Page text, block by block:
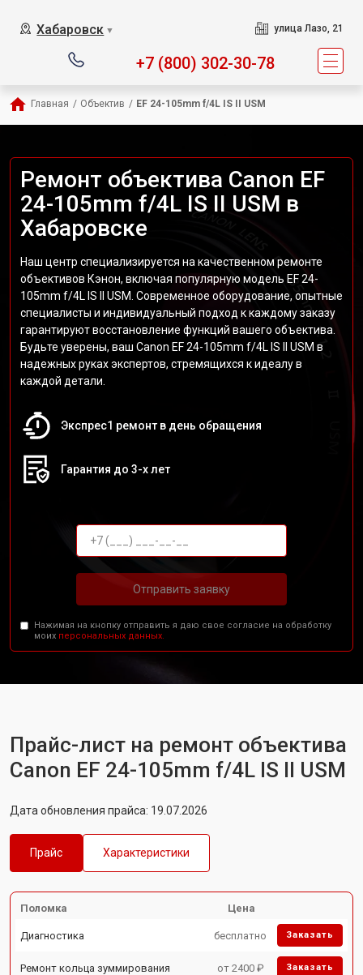
Хабаровск ▼ улица Лазо, 21
+7 (800) 302-30-78
Главная / Объектив / EF 24-105mm f/4L IS II USM
Ремонт объектива Canon EF
24-105mm f/4L IS II USM в
Хабаровске
Наш центр специализируется на качественном ремонте
объективов Кэнон, включая популярную модель EF 24-
105mm f/4L IS II USM. Современное оборудование, опытные
специалисты и индивидуальный подход к каждому заказу
гарантируют восстановление функций вашего объектива.
Будьте уверены, ваш Canon EF 24-105mm f/4L IS II USM в
надежных руках экспертов, стремящихся к идеалу в
каждой детали.
Экспрес1 ремонт в день обращения
Гарантия до 3-х лет
Отправить заявку
Нажимая на кнопку отправить я даю свое согласие на обработку
моих персональных данных.
Прайс-лист на ремонт объектива
Canon EF 24-105mm f/4L IS II USM
Дата обновления прайса: 19.07.2026
Прайс Характеристики
Поломка Цена
Диагностика бесплатно Заказать
Ремонт кольца зуммирования от 2400 ₽ Заказать